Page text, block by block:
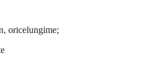
oricelungime;